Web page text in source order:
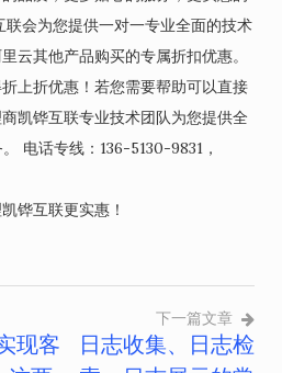
会为您提供一对一专业全面的技术
云其他产品购买的专属折扣优惠。
上折优惠！若您需要帮助可以直接
凯铧互联专业技术团队为您提供全
电话专线：136-5130-9831，
铧互联更实惠！
现客
下一篇文章
日志收集、日志检